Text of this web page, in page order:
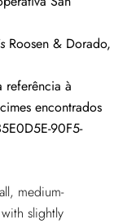
Roosen & Dorado,
referência à
encontrados
90F5-
medium-
slightly